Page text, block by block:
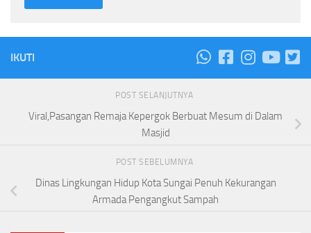
IKUTI
POST SELANJUTNYA
Viral,Pasangan Remaja Kepergok Berbuat Mesum di Dalam
Masjid
POST SEBELUMNYA
Dinas Lingkungan Hidup Kota Sungai Penuh Kekurangan
Armada Pengangkut Sampah